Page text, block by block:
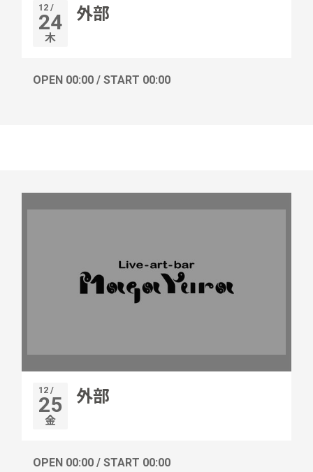
12 /
24
木
外部
OPEN 00:00 / START 00:00
12 /
25
金
外部
OPEN 00:00 / START 00:00